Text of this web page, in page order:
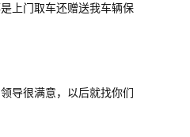
上门取车还赠送我车辆保
导很满意，以后就找你们